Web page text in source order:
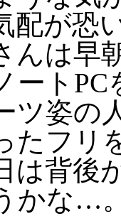
配が恐
んは早
ートPC
ツ姿の
たフリ
は背後
かな…